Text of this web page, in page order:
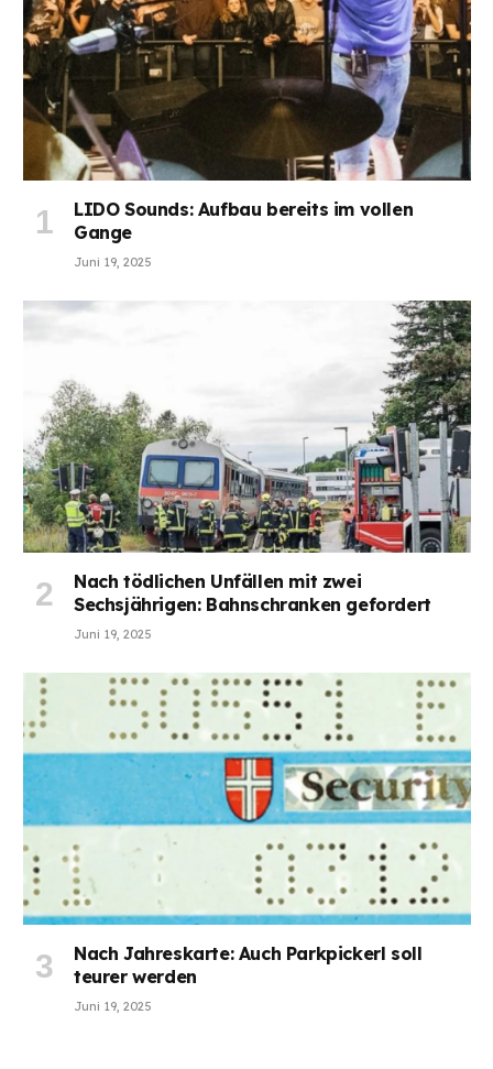
LIDO Sounds: Aufbau bereits im vollen
Gange
Juni 19, 2025
Nach tödlichen Unfällen mit zwei
Sechsjährigen: Bahnschranken gefordert
Juni 19, 2025
Nach Jahreskarte: Auch Parkpickerl soll
teurer werden
Juni 19, 2025